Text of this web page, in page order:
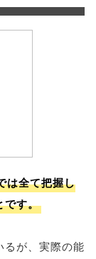
は全て把握し
です。
るが、実際の能